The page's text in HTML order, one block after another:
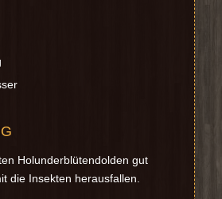
Holunderblütendolden gut
die Insekten herausfallen.